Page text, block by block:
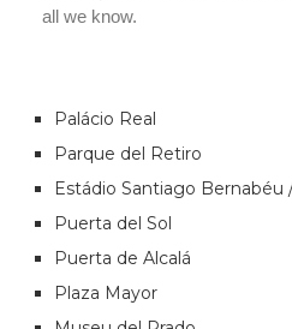
Palácio Real
Parque del Retiro
Estádio Santiago Bernabéu
Puerta del Sol
Puerta de Alcalá
Plaza Mayor